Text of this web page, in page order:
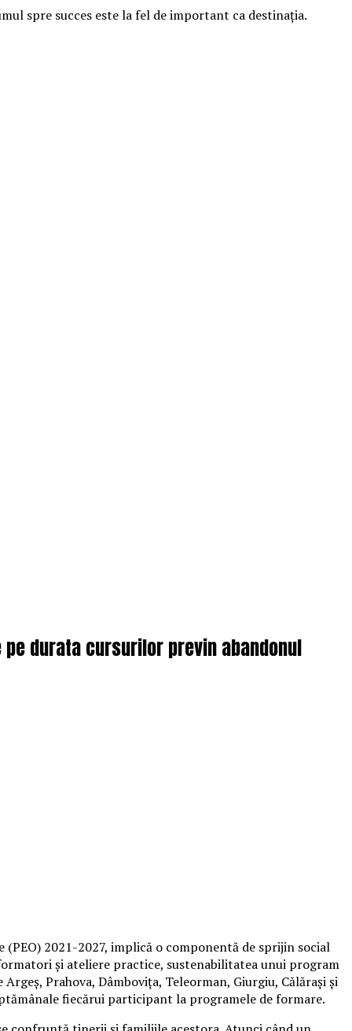
spre succes este la fel de important ca destinația.
durata cursurilor previn abandonul
2021-2027, implică o componentă de sprijin social
și ateliere practice, sustenabilitatea unui program
Prahova, Dâmbovița, Teleorman, Giurgiu, Călărași și
fiecărui participant la programele de formare.